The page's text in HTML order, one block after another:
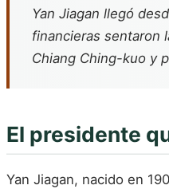
Yan Jiagan llegó
financieras sentaron
Chiang Ching-kuo y
El presidente
Yan Jiagan, nacido en